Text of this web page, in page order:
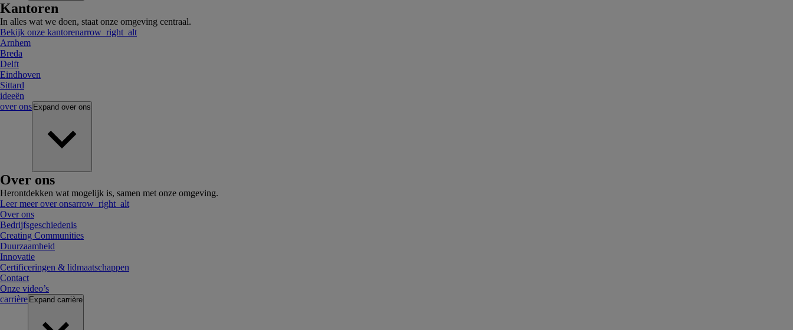
Kantoren
In alles wat we doen, staat onze omgeving centraal.
Bekijk onze kantorenarrow_right_alt
Arnhem
Breda
Delft
Eindhoven
Sittard
ideeën
over ons Expand over ons
Over ons
Herontdekken wat mogelijk is, samen met onze omgeving.
Leer meer over onsarrow_right_alt
Over ons
Bedrijfsgeschiedenis
Creating Communities
Duurzaamheid
Innovatie
Certificeringen & lidmaatschappen
Contact
Onze video’s
carrière Expand carrière